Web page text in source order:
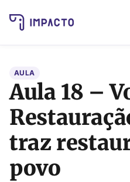
AULA
Aula 18 –
traz
povo